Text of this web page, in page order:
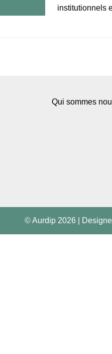
institutionnels
Qui sommes
© Aurdip 2026